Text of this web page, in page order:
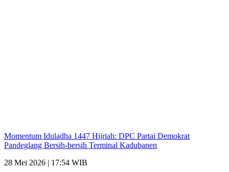
Momentum Iduladha 1447 Hijriah: DPC Partai Demokrat
Pandeglang Bersih-bersih Terminal Kadubanen
28 Mei 2026 | 17:54 WIB